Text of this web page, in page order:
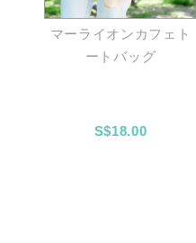
マーライオンカフェト
ートバッグ
S$18.00